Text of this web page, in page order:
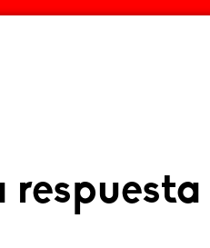
respuesta